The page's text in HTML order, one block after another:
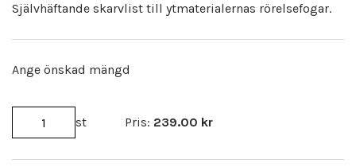
Självhäftande skarvlist till ytmaterialernas rörelsefogar.
Ange önskad mängd
st Pris: 239.00 kr